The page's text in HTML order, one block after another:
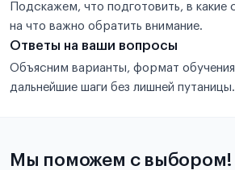
Подскажем, что подготовить, в какие
на что важно обратить внимание.
Ответы на ваши вопросы
Объясним варианты, формат
дальнейшие шаги без лишней путаницы.
Мы поможем с выбором!